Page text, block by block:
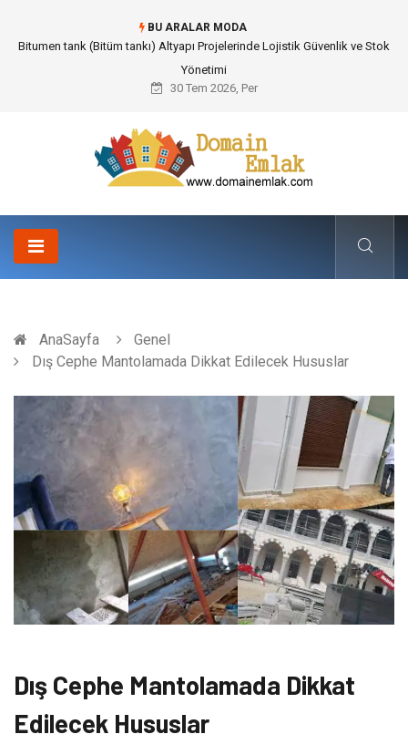
BU ARALAR MODA
Güvenilir Chip Satışı: Kesintisiz Poker Deneyimi İçin Profesyonel Destek
30 Tem 2026, Per
AnaSayfa
Genel
Dış Cephe Mantolamada Dikkat Edilecek Hususlar
Dış Cephe Mantolamada Dikkat
Edilecek Hususlar